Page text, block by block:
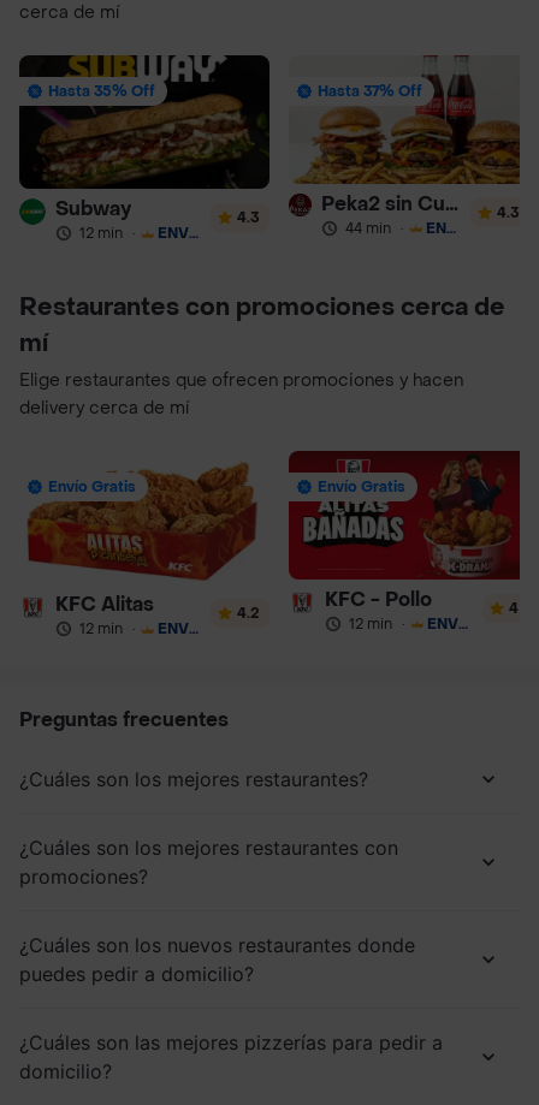
cerca de mí
Hasta 35% Off
Subway
12 min · ENVÍO GRATIS
4.3
Hasta 37% Off
Peka2 sin Culpa Lourdes
44 min · ENVÍO GRATIS
4.3
Restaurantes con promociones cerca de
mí
Elige restaurantes que ofrecen promociones y hacen
delivery cerca de mí
Envío Gratis
KFC Alitas
12 min · ENVÍO GRATIS
4.2
Envío Gratis
KFC - Pollo
12 min · ENVÍO GRATIS
4
Preguntas frecuentes
¿Cuáles son los mejores restaurantes?
¿Cuáles son los mejores restaurantes con
promociones?
¿Cuáles son los nuevos restaurantes donde
puedes pedir a domicilio?
¿Cuáles son las mejores pizzerías para pedir a
domicilio?